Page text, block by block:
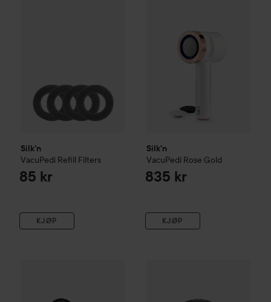
Silk'n
VacuPedi Refill Filters
85 kr
KJØP
Silk'n
VacuPedi Rose Gold
835 kr
KJØP